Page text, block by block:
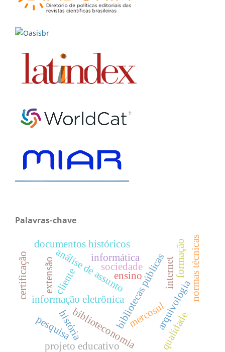
Palavras-chave
bibliotecas públicas
informação eletrônica
cliente
mercosul
internet
análise de assunto
documentos históricos
biblioteconomia
história
informática
arquivologia
normas técnicas
projeto educativo
extensão sociedade
pesquisa
ensino formação
qualidade
certificação